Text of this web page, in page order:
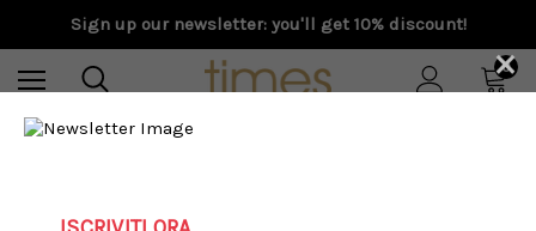
Sign up our newsletter: you'll get 10% discount!
0
×